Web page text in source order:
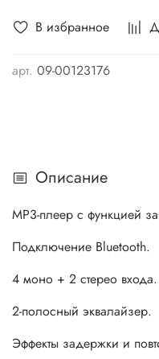
В избранное
арт. 09-00123176
Описание
MP3-плеер с функцией
Подключение Bluetooth.
4 моно + 2 стерео входа.
2-полосный эквалайзер.
Эффекты задержки и